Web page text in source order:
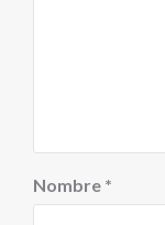
Nombre *